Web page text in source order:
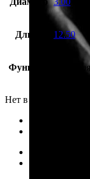
Длина 12.50
Функция
Нет в наличии
100%
100%
100%